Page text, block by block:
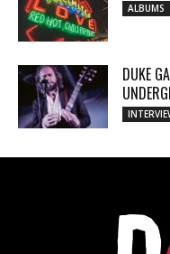
ALBUMS
DUKE